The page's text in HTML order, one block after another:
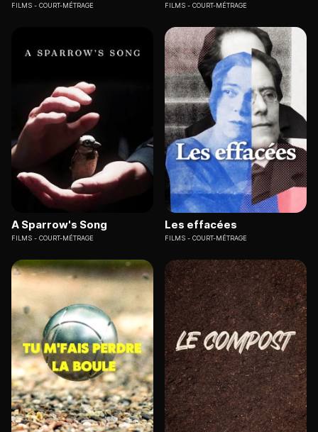
FILMS COURT-MÉTRAGE FILMS COURT-MÉTRAGE
A Sparrow's Song
FILMS COURT-MÉTRAGE
Les effacées
FILMS COURT-MÉTRAGE